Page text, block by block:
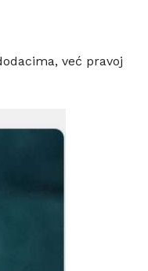
već pravoj